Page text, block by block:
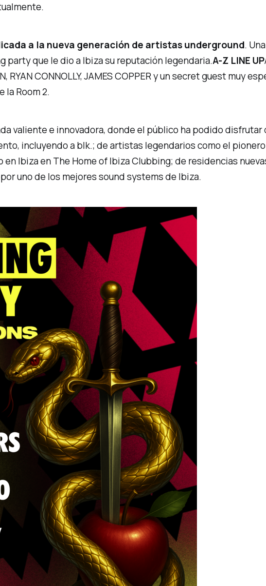
a la nueva generación de artistas underground.
que le dio a Ibiza su reputación legendaria.A-Z LINE UP
RYAN CONNOLLY, JAMES COPPER y un secret guest muy
la Room 2.
valiente e innovadora, donde el público ha podido
incluyendo a blk.; de artistas legendarios como el pionero
Ibiza en The Home of Ibiza Clubbing; de residencias
uno de los mejores sound systems de Ibiza.